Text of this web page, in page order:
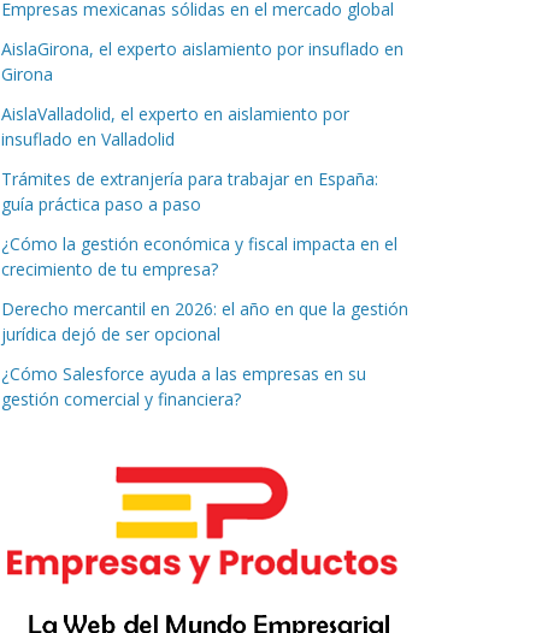
Empresas mexicanas sólidas en el mercado global
AislaGirona, el experto aislamiento por insuflado en
Girona
AislaValladolid, el experto en aislamiento por
insuflado en Valladolid
Trámites de extranjería para trabajar en España:
guía práctica paso a paso
¿Cómo la gestión económica y fiscal impacta en el
crecimiento de tu empresa?
Derecho mercantil en 2026: el año en que la gestión
jurídica dejó de ser opcional
¿Cómo Salesforce ayuda a las empresas en su
gestión comercial y financiera?